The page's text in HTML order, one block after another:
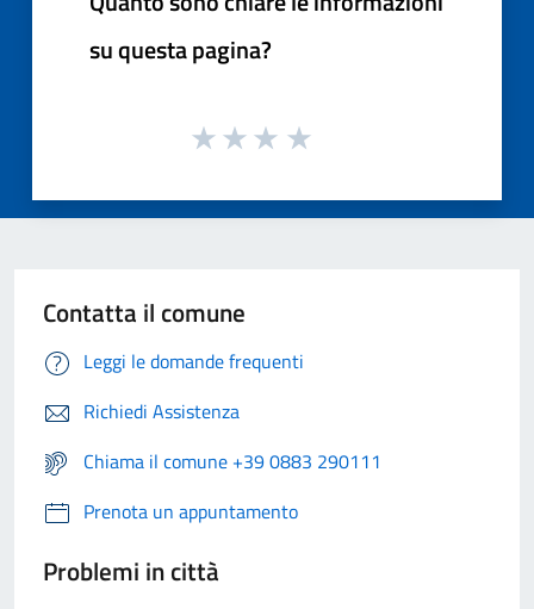
su questa pagina?
Contatta il comune
Leggi le domande frequenti
Richiedi Assistenza
Chiama il comune +39 0883 290111
Prenota un appuntamento
Problemi in città